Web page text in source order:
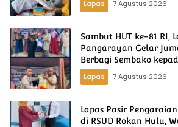
Lapas
7 Agustus 2026
Sambut HUT ke-81 RI,
Pangarayan Gelar
Berbagi Sembako
Mampu
Lapas 7 Agustus 2026
Lapas Pasir
di RSUD Rokan Hulu,